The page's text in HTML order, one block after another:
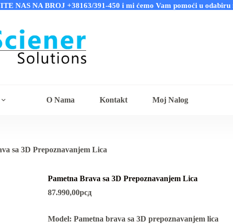
NAS NA BROJ +38163/391-450 i mi ćemo Vam pomoći u odabiru
O Nama Kontakt Moj Nalog
sa 3D Prepoznavanjem Lica
Pametna Brava sa 3D Prepoznavanjem Lica
87.990,00рсд
Model: Pametna brava sa 3D prepoznavanjem lica